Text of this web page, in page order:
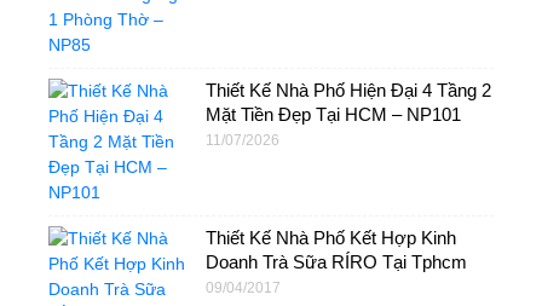
Thiết Kế Nhà Phố Hiện Đại 4 Tầng 2
Mặt Tiền Đẹp Tại HCM – NP101
11/07/2026
Thiết Kế Nhà Phố Kết Hợp Kinh
Doanh Trà Sữa RÍRO Tại Tphcm
09/04/2017